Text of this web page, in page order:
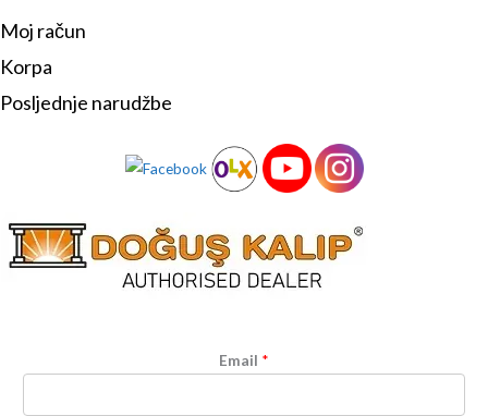
Moj račun
Korpa
Posljednje narudžbe
Email *